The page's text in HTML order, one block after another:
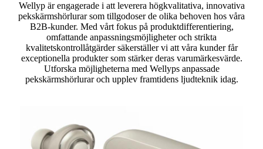
Wellyp är engagerade i att leverera högkvalitativa, innovativa
pekskärmshörlurar som tillgodoser de olika behoven hos våra
B2B-kunder. Med vårt fokus på produktdifferentiering,
omfattande anpassningsmöjligheter och strikta
kvalitetskontrollåtgärder säkerställer vi att våra kunder får
exceptionella produkter som stärker deras varumärkesvärde.
Utforska möjligheterna med Wellyps anpassade
pekskärmshörlurar och upplev framtidens ljudteknik idag.